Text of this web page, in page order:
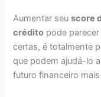
Aumentar seuscore
crédito pode
certas, é totalmente
que podem ajudá-lo
futuro financeiro